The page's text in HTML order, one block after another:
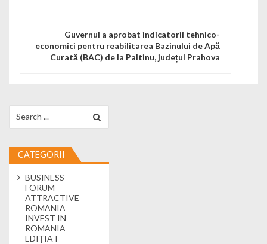
Guvernul a aprobat indicatorii tehnico-
economici pentru reabilitarea Bazinului de Apă
Curată (BAC) de la Paltinu, județul Prahova
CATEGORII
BUSINESS
FORUM
ATTRACTIVE
ROMANIA
INVEST IN
ROMANIA
EDIȚIA I